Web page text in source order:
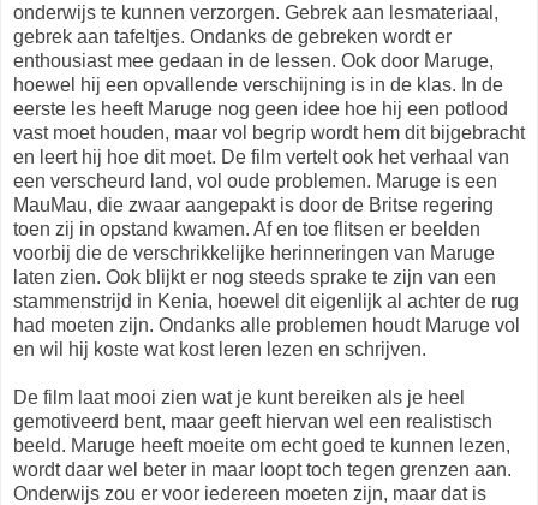
onderwijs te kunnen verzorgen. Gebrek aan lesmateriaal,
gebrek aan tafeltjes. Ondanks de gebreken wordt er
enthousiast mee gedaan in de lessen. Ook door Maruge,
hoewel hij een opvallende verschijning is in de klas. In de
eerste les heeft Maruge nog geen idee hoe hij een potlood
vast moet houden, maar vol begrip wordt hem dit bijgebracht
en leert hij hoe dit moet. De film vertelt ook het verhaal van
een verscheurd land, vol oude problemen. Maruge is een
MauMau, die zwaar aangepakt is door de Britse regering
toen zij in opstand kwamen. Af en toe flitsen er beelden
voorbij die de verschrikkelijke herinneringen van Maruge
laten zien. Ook blijkt er nog steeds sprake te zijn van een
stammenstrijd in Kenia, hoewel dit eigenlijk al achter de rug
had moeten zijn. Ondanks alle problemen houdt Maruge vol
en wil hij koste wat kost leren lezen en schrijven.
De film laat mooi zien wat je kunt bereiken als je heel
gemotiveerd bent, maar geeft hiervan wel een realistisch
beeld. Maruge heeft moeite om echt goed te kunnen lezen,
wordt daar wel beter in maar loopt toch tegen grenzen aan.
Onderwijs zou er voor iedereen moeten zijn, maar dat is